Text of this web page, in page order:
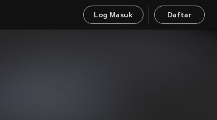
Log Masuk Daftar